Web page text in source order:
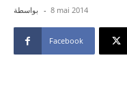
بواسطة - 8 mai 2014
Facebook